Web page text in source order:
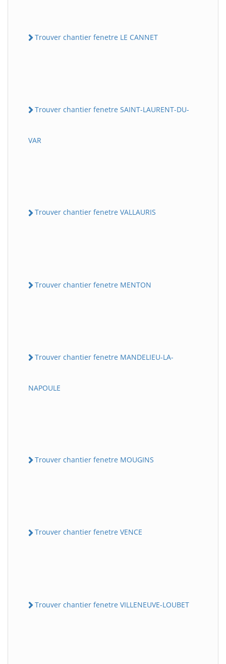
Trouver chantier fenetre LE CANNET
Trouver chantier fenetre SAINT-LAURENT-DU-
VAR
Trouver chantier fenetre VALLAURIS
Trouver chantier fenetre MENTON
Trouver chantier fenetre MANDELIEU-LA-
NAPOULE
Trouver chantier fenetre MOUGINS
Trouver chantier fenetre VENCE
Trouver chantier fenetre VILLENEUVE-LOUBET